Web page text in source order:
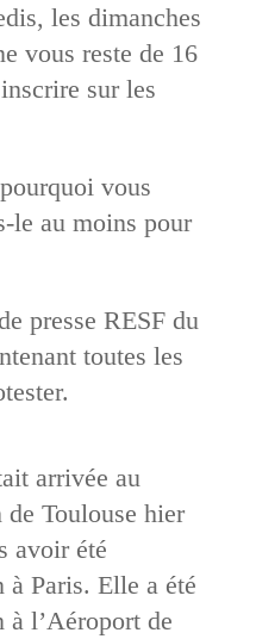
les dimanches
vous reste de 16
sur les
vous
le au moins pour
presse RESF du
toutes les
arrivée au
de Toulouse hier
avoir été
Paris. Elle a été
à l’Aéroport de